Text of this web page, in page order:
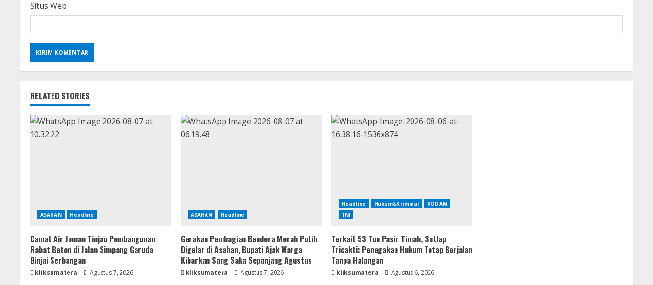
Situs Web
RELATED STORIES
ASAHAN Headline
Camat Air Joman Tinjau Pembangunan
Rabat Beton di Jalan Simpang Garuda
Binjai Serbangan
kliksumatera Agustus 7, 2026
ASAHAN Headline
Gerakan Pembagian Bendera Merah Putih
Digelar di Asahan, Bupati Ajak Warga
Kibarkan Sang Saka Sepanjang Agustus
kliksumatera Agustus 7, 2026
Headline Hukum&Kriminal
KODAM
TNI
Terkait 53 Ton Pasir Timah, Satlap
Tricakti: Penegakan Hukum Tetap Berjalan
Tanpa Halangan
kliksumatera Agustus 6, 2026